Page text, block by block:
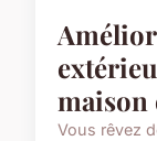
maison
Vous rêvez